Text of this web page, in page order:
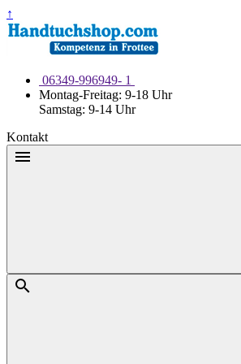
Weiter
zum
Inhalt
↑
06349-996949- 1
Montag-Freitag: 9-18 Uhr
Samstag: 9-14 Uhr
Kontakt
Menü
Suche